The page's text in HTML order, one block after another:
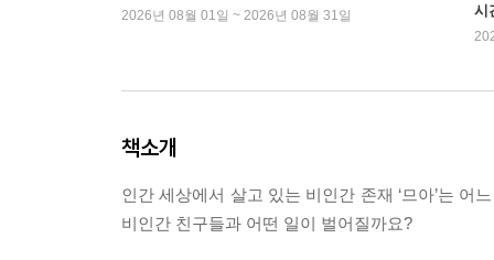
2026년 08월 01일 ~ 2026년 08월 31일
시
책소개
인간 세상에서 살고 있는 비인간 존재 ‘므아’는
비인간 친구들과 어떤 일이 벌어질까요?